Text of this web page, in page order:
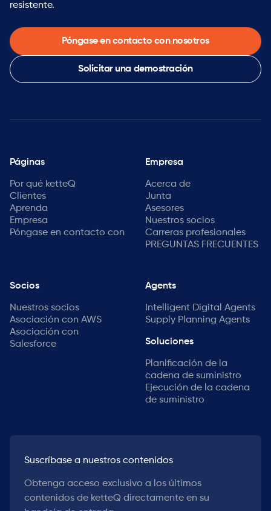
resistente.
Póngase en contacto con nosotros
Solicitar una demostración
Páginas
Por qué ketteQ
Clientes
Aprenda
Empresa
Póngase en contacto con
Empresa
Acerca de
Junta
Asesores
Nuestros socios
Carreras profesionales
PREGUNTAS FRECUENTES
Socios
Nuestros socios
Asociación con AWS
Asociación con
Salesforce
Agents
Intelligent Digital Agents
Supply Planning Agents
Soluciones
Planificación de la
cadena de suministro
Ejecución de la cadena
de suministro
Suscríbase a nuestros contenidos
Obtenga acceso exclusivo a los últimos
contenidos de ketteQ directamente en su